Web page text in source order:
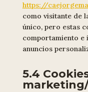
https://
como visitante de
único, pero estas
comportamiento e
anuncios
5.4